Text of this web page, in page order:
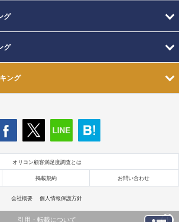
グ
グ
ング
オリコン顧客満足度調査とは
掲載規約 お問い合わせ
会社概要 個人情報保護方針
引用・転載について